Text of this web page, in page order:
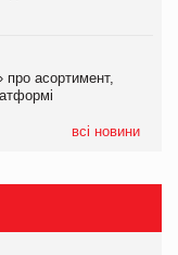
асортимент,
всі новини
паучі
магазинів